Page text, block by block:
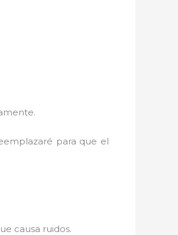
para que el
causa ruidos.